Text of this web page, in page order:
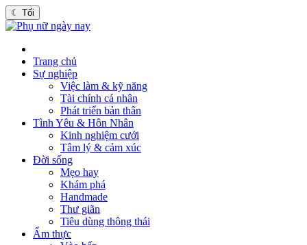
☾ Tối
Trang chủ
Sự nghiệp
Việc làm & kỹ năng
Tài chính cá nhân
Phát triển bản thân
Tình Yêu & Hôn Nhân
Kinh nghiệm cưới
Tâm lý & cảm xúc
Đời sống
Mẹo hay
Khám phá
Handmade
Thư giãn
Tiêu dùng thông thái
Ẩm thực